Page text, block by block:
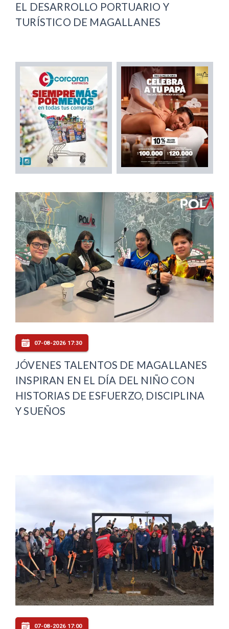
EL DESARROLLO PORTUARIO Y
TURÍSTICO DE MAGALLANES
07-08-2026 17:30
JÓVENES TALENTOS DE MAGALLANES
INSPIRAN EN EL DÍA DEL NIÑO CON
HISTORIAS DE ESFUERZO, DISCIPLINA
Y SUEÑOS
07-08-2026 17:00